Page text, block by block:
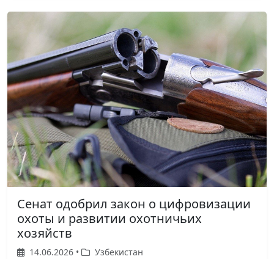
Сенат одобрил закон о цифровизации
охоты и развитии охотничьих
хозяйств
14.06.2026 • Узбекистан